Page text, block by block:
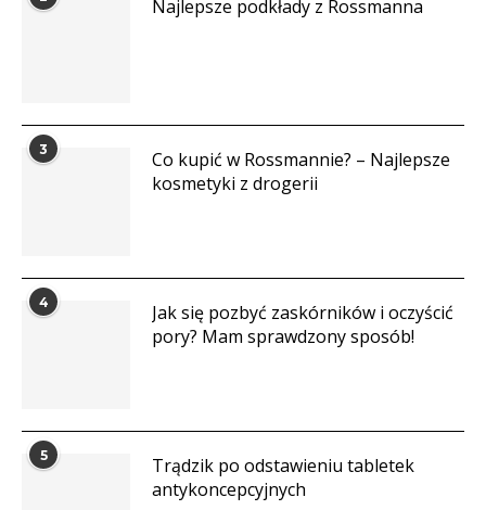
Najlepsze podkłady z Rossmanna
3
Co kupić w Rossmannie? – Najlepsze
kosmetyki z drogerii
4
Jak się pozbyć zaskórników i oczyścić
pory? Mam sprawdzony sposób!
5
Trądzik po odstawieniu tabletek
antykoncepcyjnych